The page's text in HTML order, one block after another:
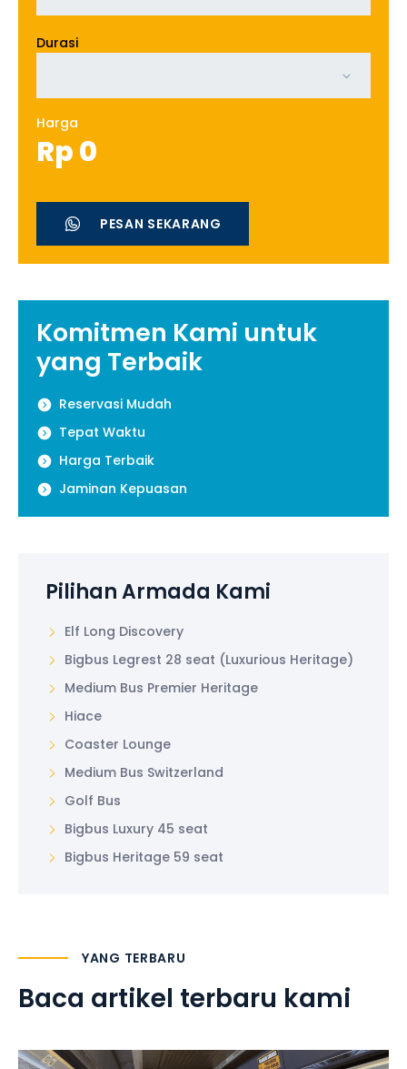
Durasi
Harga
Rp0
PESAN SEKARANG
Komitmen Kami untuk
yang Terbaik
Reservasi Mudah
Tepat Waktu
Harga Terbaik
Jaminan Kepuasan
Pilihan Armada Kami
Elf Long Discovery
Bigbus Legrest 28 seat (Luxurious Heritage)
Medium Bus Premier Heritage
Hiace
Coaster Lounge
Medium Bus Switzerland
Golf Bus
Bigbus Luxury 45 seat
Bigbus Heritage 59 seat
YANG TERBARU
Baca artikel terbaru kami